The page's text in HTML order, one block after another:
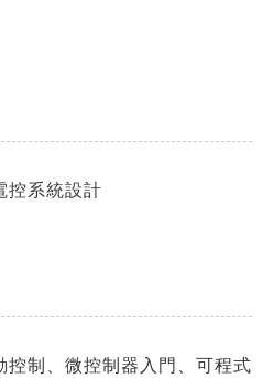
控系統設計
制、微控制器入門、可程式